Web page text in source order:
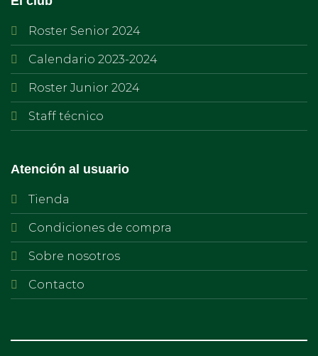
Roster Senior 2024
Calendario 2023-2024
Roster Junior 2024
Staff técnico
Atención al usuario
Tienda
Condiciones de compra
Sobre nosotros
Contacto